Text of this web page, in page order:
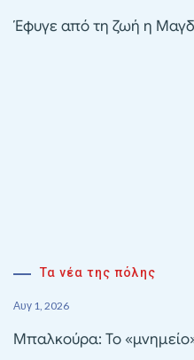
Έφυγε από τη ζωή η
Τα νέα της πόλης
Αυγ 1, 2026
Μπαλκούρα: Το